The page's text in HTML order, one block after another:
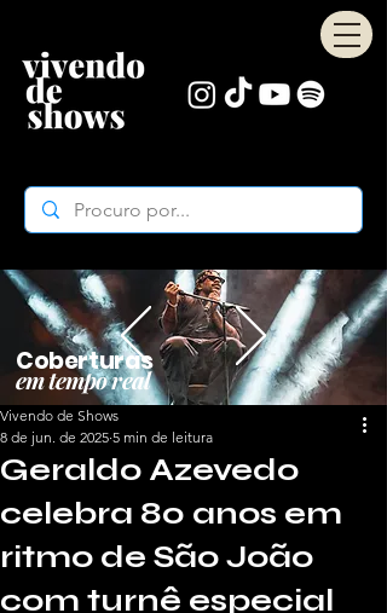
Coberturas
em tempo real
Geraldo Azevedo
celebra 80 anos em
ritmo de São João
com turnê especial
Vivendo de Shows
8 de jun. de 2025 5 min de leitura